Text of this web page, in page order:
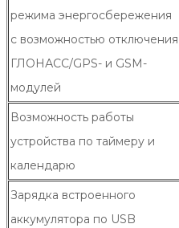
режима энергосбережения
с возможностью отключения
ГЛОНАСС/GPS- и GSM-
модулей
Возможность работы
устройства по таймеру и
календарю
Зарядка встроенного
аккумулятора по USB